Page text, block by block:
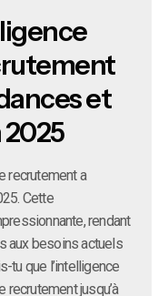
et
recrutement a
Cette
rendant
aux besoins actuels
tu que l’intelligence
jusqu’à